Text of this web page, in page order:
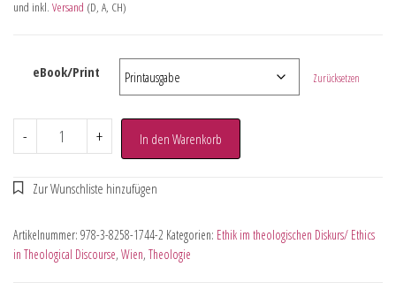
und inkl. Versand (D, A, CH)
eBook/Print Zurücksetzen
- + In den Warenkorb
Artikelnummer: 978-3-8258-1744-2 Kategorien: Ethik im theologischen Diskurs/ Ethics
in Theological Discourse, Wien, Theologie